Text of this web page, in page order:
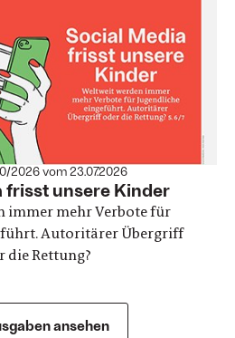
2026 vom 23.07.2026
frisst unsere Kinder
immer mehr Verbote für
Autoritärer Übergriff
die Rettung?
ansehen